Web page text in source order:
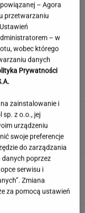
w Warszawie. Pod
świata! Historyczny
Sprawdź, czy
– Agora
przetwarzaniu
– w
wobec którego
danych
Prywatności
zainstalowanie i
sp. z o.o., jej
urządzeniu
swoje preferencje
do zarządzania
poprzez
serwisu i
Zmiana
za pomocą ustawień